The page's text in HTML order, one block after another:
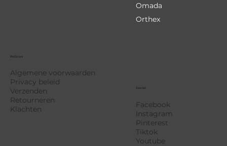
Omada
Orthex
Policies
Algemene voorwaarden
Privacy beleid
Verzenden
Retourneren
Klachten
Facebook
Instagram
Pinterest
Tiktok
Youtube
Social